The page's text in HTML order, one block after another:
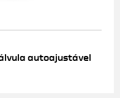
autoajustável